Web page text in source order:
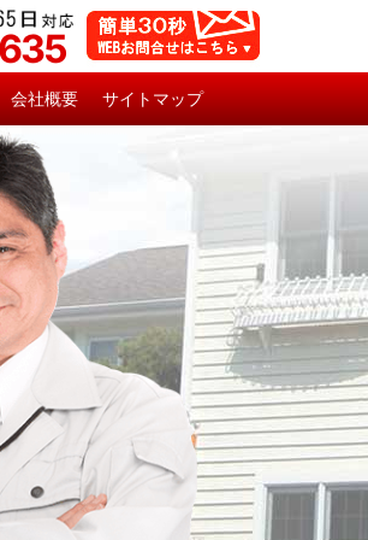
会社概要 サイトマップ